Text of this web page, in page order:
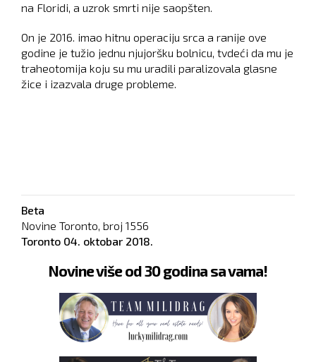
na Floridi, a uzrok smrti nije saopšten.
On je 2016. imao hitnu operaciju srca a ranije ove
godine je tužio jednu njujoršku bolnicu, tvdeći da mu je
traheotomija koju su mu uradili paralizovala glasne
žice i izazvala druge probleme.
Beta
Novine Toronto, broj 1556
Toronto 04. oktobar 2018.
Novine više od 30 godina sa vama!